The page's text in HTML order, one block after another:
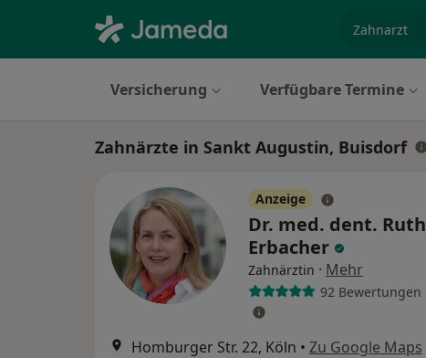
Versicherung Verfügbare Termine
Zahnärzte in Sankt Augustin, Buisdorf
Anzeige
Dr. med. dent. Ruth
Erbacher
Zahnärztin · Mehr
92 Bewertungen
Homburger Str. 22, Köln • Zu Google Maps